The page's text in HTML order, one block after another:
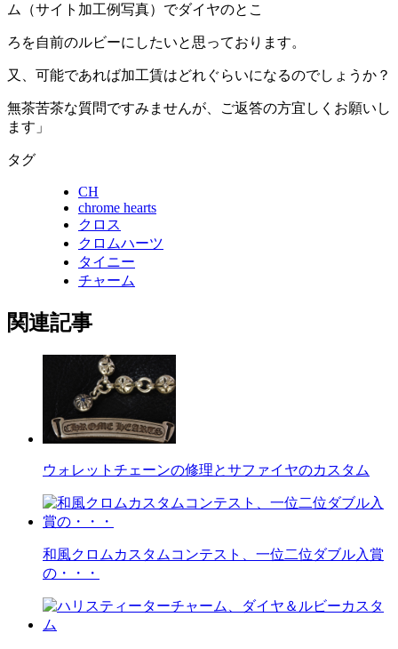
ム（サイト加工例写真）でダイヤのとこ
ろを自前のルビーにしたいと思っております。
又、可能であれば加工賃はどれぐらいになるのでしょうか？
無茶苦茶な質問ですみませんが、ご返答の方宜しくお願いし
ます」
タグ
CH
chrome hearts
クロス
クロムハーツ
タイニー
チャーム
関連記事
ウォレットチェーンの修理とサファイヤのカスタム
和風クロムカスタムコンテスト、一位二位ダブル入賞
の・・・